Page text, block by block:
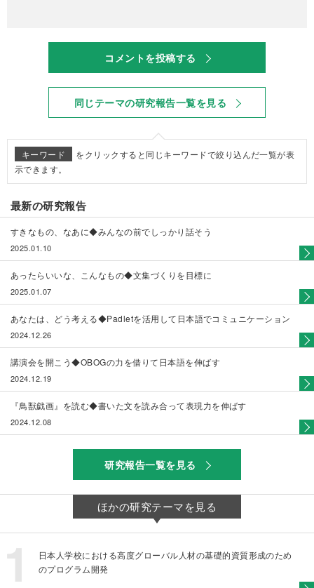
コメントを投稿する
同じテーマの研究報告一覧を見る
キーワード
をクリックすると同じキーワードで絞り込んだ一覧が表
示できます。
最新の研究報告
すきなもの、なあに◆みんなの前でしっかり話そう
2025.01.10
あったらいいな、こんなもの◆文集づくりを目標に
2025.01.07
あなたは、どう考える◆Padletを活用して日本語でコミュニケーション
2024.12.26
講演会を開こう◆OBOGの力を借りて日本語を伸ばす
2024.12.19
『鳥獣戯画』を読む◆書いた文を読み合って表現力を伸ばす
2024.12.08
研究報告一覧を見る
ほかの研究テーマを見る
日本人学校における高度グローバル人材の基礎的資質形成のため
のプログラム開発